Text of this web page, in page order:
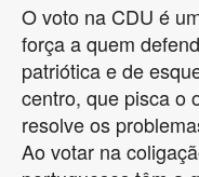
O voto na CDU é
força a quem
patriótica e de
centro, que pisca o
resolve os
Ao votar na